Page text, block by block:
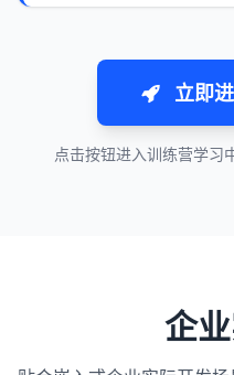
立即
点击按钮进入训练营学习
企